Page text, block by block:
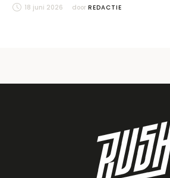
18 juni 2026 door REDACTIE